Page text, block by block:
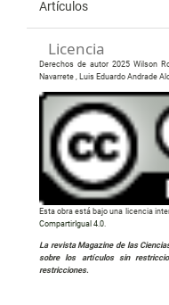
Artículos
Licencia
Derechos de autor 2025 Wilson
Navarrete , Luis Eduardo Andrade
Esta obra está bajo una licencia
CompartirIgual 4.0
La revista Magazine de las
sobre los artículos sin
restricciones.